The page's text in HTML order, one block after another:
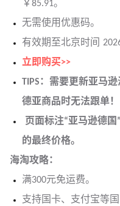
￥85.91。
无需使用优惠码。
有效期至北京时间
立即购买>>
TIPS：需要更新亚马
德亚商品时无法跟单！
页面标注“亚马逊德
的最终价格。
海淘攻略：
满300元免运费。
支持国卡、支付宝等